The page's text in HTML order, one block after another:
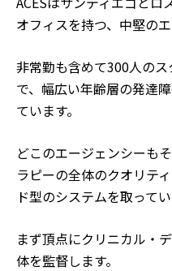
オフィスを持つ、中堅のエ
非常勤も含めて300人の
で、幅広い年齢層の発達
ています。
どこのエージェンシーも
ラピーの全体のクオリテ
ド型のシステムを取ってい
まず頂点にクリニカル・
体を監督します。